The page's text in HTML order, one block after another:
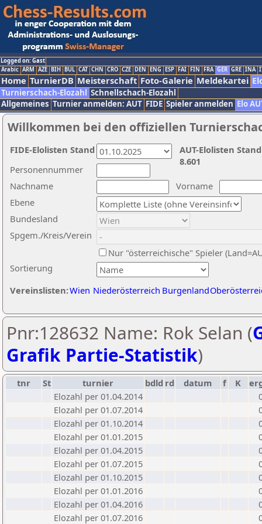
Logged on: Gast
Arabic ARM AZE BIH BUL CAT CHN CRO CZE DEN ENG ESP FAI FIN FRA GER GRE INA
Home TurnierDB Meisterschaft Foto-Galerie Meldekartei
Turnierschach-Elozahl Schnellschach-Elozahl
Allgemeines Turnier anmelden: AUT FIDE Spieler anmelden Elo
Willkommen bei den offiziellen
Nachname
Vorname
Ebene
Sortierung
Personennummer
Bundesland
Spgem./Kreis/Verein
Nur "österreichische" Spieler
Vereinslisten:Wien Niederösterreich Burgenland
AUT-Elolisten
8.601
FIDE-Elolisten Stand
Pnr:128632 Name: Rok Selan (
Grafik Partie-Statistik)
tnr St turnier bdld rd datum f K
Elozahl per 01.04.2014
Elozahl per 01.07.2014
Elozahl per 01.10.2014
Elozahl per 01.01.2015
Elozahl per 01.04.2015
Elozahl per 01.07.2015
Elozahl per 01.10.2015
Elozahl per 01.01.2016
Elozahl per 01.04.2016
Elozahl per 01.07.2016